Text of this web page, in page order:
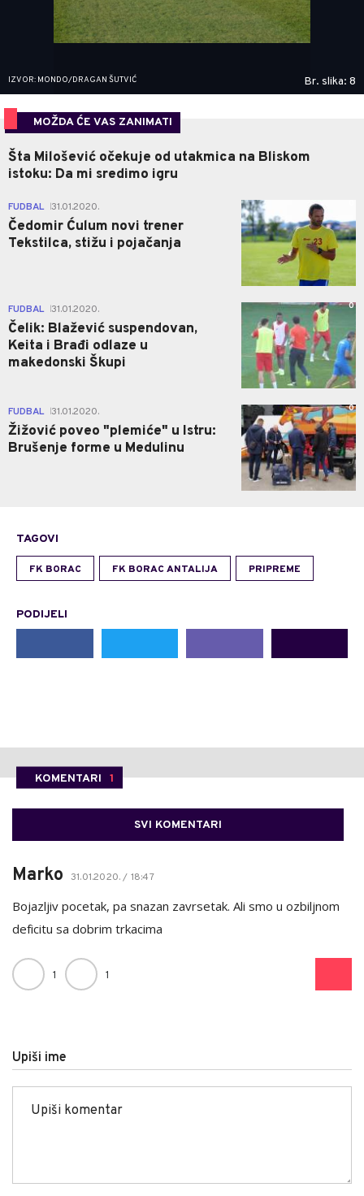
IZVOR: MONDO/DRAGAN ŠUTVIĆ Br. slika: 8
MOŽDA ĆE VAS ZANIMATI
Šta Milošević očekuje od utakmica na Bliskom
istoku: Da mi sredimo igru
FUDBAL 31.01.2020.
Čedomir Ćulum novi trener
Tekstilca, stižu i pojačanja
FUDBAL 31.01.2020.
Čelik: Blažević suspendovan,
Keita i Brađi odlaze u
makedonski Škupi
0
FUDBAL 31.01.2020.
Žižović poveo "plemiće" u Istru:
Brušenje forme u Medulinu
0
TAGOVI
FK BORAC FK BORAC ANTALIJA PRIPREME
PODIJELI
KOMENTARI 1
SVI KOMENTARI
Marko 31.01.2020. / 18:47
Bojazljiv pocetak, pa snazan zavrsetak. Ali smo u ozbiljnom
deficitu sa dobrim trkacima
1 1
Upiši ime